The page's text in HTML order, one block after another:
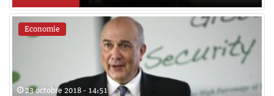
Economie
23 octobre 2018 - 14:51